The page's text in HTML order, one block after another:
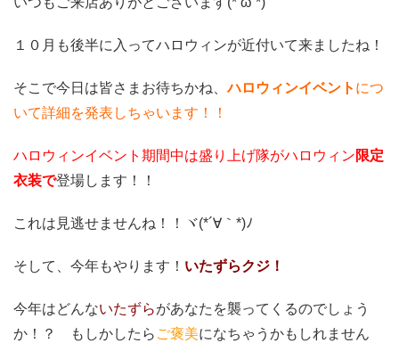
１０月も後半に入ってハロウィンが近付いて来ましたね！
そこで今日は皆さまお待ちかね、ハロウィンイベント につ
いて詳細を発表しちゃいます！！
ハロウィンイベント期間中は盛り上げ隊がハロウィン限定
衣装で登場します！！
これは見逃せませんね！！ヾ(*´∀｀*)ﾉ
そして、今年もやります！ いたずらクジ！
今年はどんないたずらがあなたを襲ってくるのでしょう
か！？ もしかしたら ご褒美になちゃうかもしれません